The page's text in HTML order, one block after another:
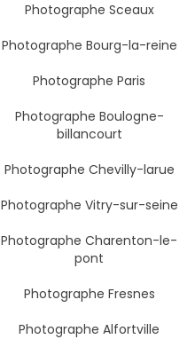
Photographe Sceaux
Photographe Bourg-la-reine
Photographe Paris
Photographe Boulogne-
billancourt
Photographe Chevilly-larue
Photographe Vitry-sur-seine
Photographe Charenton-le-
pont
Photographe Fresnes
Photographe Alfortville